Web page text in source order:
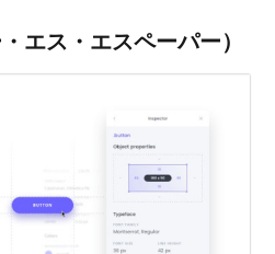
エス・エスペーパー）